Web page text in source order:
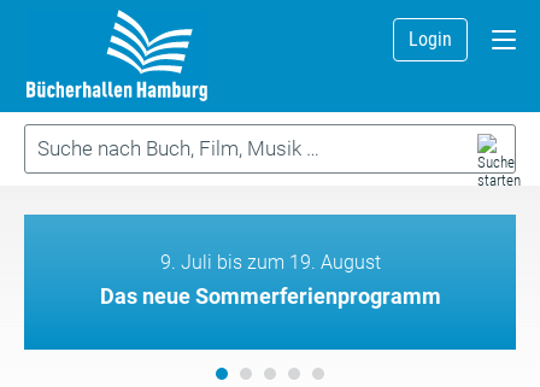
Login
9. Juli bis zum 19. August
Das neue Sommerferienprogramm